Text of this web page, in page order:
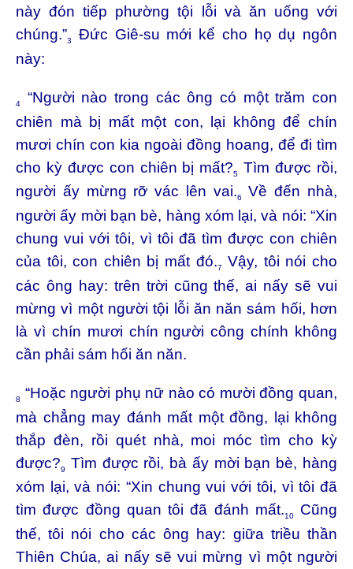
này đón tiếp phường tội lỗi và ăn uống với
chúng.”3
Đức Giê-su mới kể cho họ dụ ngôn
này:
4
“Người nào trong các ông có một trăm con
chiên mà bị mất một con, lại không để chín
mươi chín con kia ngoài đồng hoang, để đi tìm
cho kỳ được con chiên bị mất?5
Tìm được rồi,
người ấy mừng rỡ vác lên vai.6
Về đến nhà,
người ấy mời bạn bè, hàng xóm lại, và nói: “Xin
chung vui với tôi, vì tôi đã tìm được con chiên
của tôi, con chiên bị mất đó.7
Vậy, tôi nói cho
các ông hay: trên trời cũng thế, ai nấy sẽ vui
mừng vì một người tội lỗi ăn năn sám hối, hơn
là vì chín mươi chín người công chính không
cần phải sám hối ăn năn.
8
“Hoặc người phụ nữ nào có mười đồng quan,
mà chẳng may đánh mất một đồng, lại không
thắp đèn, rồi quét nhà, moi móc tìm cho kỳ
được?9
Tìm được rồi, bà ấy mời bạn bè, hàng
xóm lại, và nói: “Xin chung vui với tôi, vì tôi đã
tìm được đồng quan tôi đã đánh mất.10
Cũng
thế, tôi nói cho các ông hay: giữa triều thần
Thiên Chúa, ai nấy sẽ vui mừng vì một người